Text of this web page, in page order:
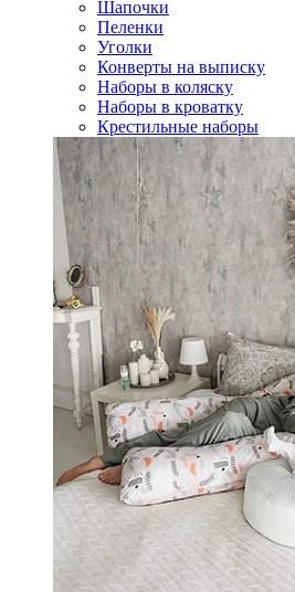
Шапочки
Пеленки
Уголки
Конверты на выписку
Наборы в коляску
Наборы в кроватку
Крестильные наборы